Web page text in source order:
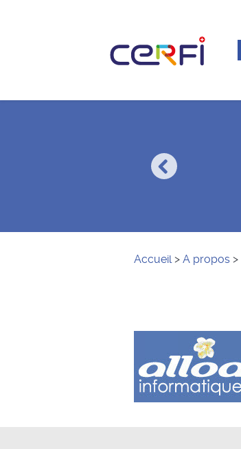
Accueil> A propos >